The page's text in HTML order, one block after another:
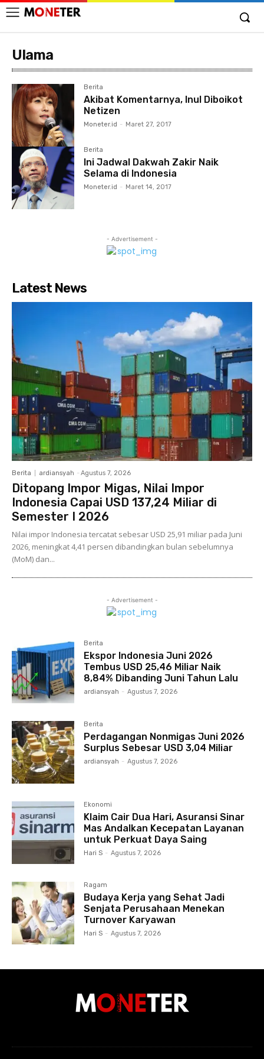
Ulama
Berita
Akibat Komentarnya, Inul Diboikot
Netizen
Moneter.id - Maret 27, 2017
Berita
Ini Jadwal Dakwah Zakir Naik
Selama di Indonesia
Moneter.id - Maret 14, 2017
- Advertisement -
Latest News
Berita ardiansyah - Agustus 7, 2026
Ditopang Impor Migas, Nilai Impor
Indonesia Capai USD 137,24 Miliar di
Semester I 2026
Nilai impor Indonesia tercatat sebesar USD 25,91 miliar pada Juni
2026, meningkat 4,41 persen dibandingkan bulan sebelumnya
(MoM) dan...
- Advertisement -
Berita
Ekspor Indonesia Juni 2026
Tembus USD 25,46 Miliar Naik
8,84% Dibanding Juni Tahun Lalu
ardiansyah - Agustus 7, 2026
Berita
Perdagangan Nonmigas Juni 2026
Surplus Sebesar USD 3,04 Miliar
ardiansyah - Agustus 7, 2026
Ekonomi
Klaim Cair Dua Hari, Asuransi Sinar
Mas Andalkan Kecepatan Layanan
untuk Perkuat Daya Saing
Hari S - Agustus 7, 2026
Ragam
Budaya Kerja yang Sehat Jadi
Senjata Perusahaan Menekan
Turnover Karyawan
Hari S - Agustus 7, 2026